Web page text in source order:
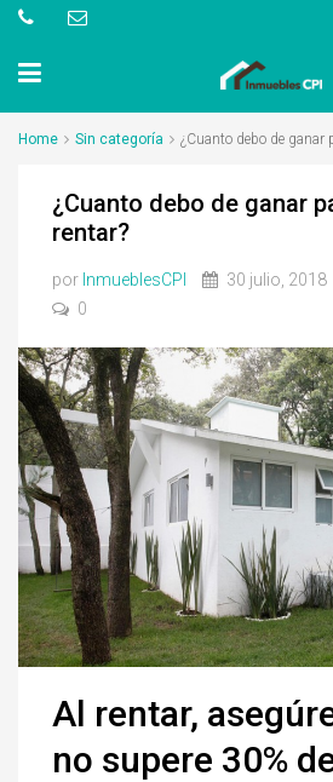
Home Sin categoría ¿Cuanto debo de ganar
¿Cuanto debo de ganar
rentar?
por InmueblesCPI 30 julio, 2018
0
Al rentar,
no supere 30%